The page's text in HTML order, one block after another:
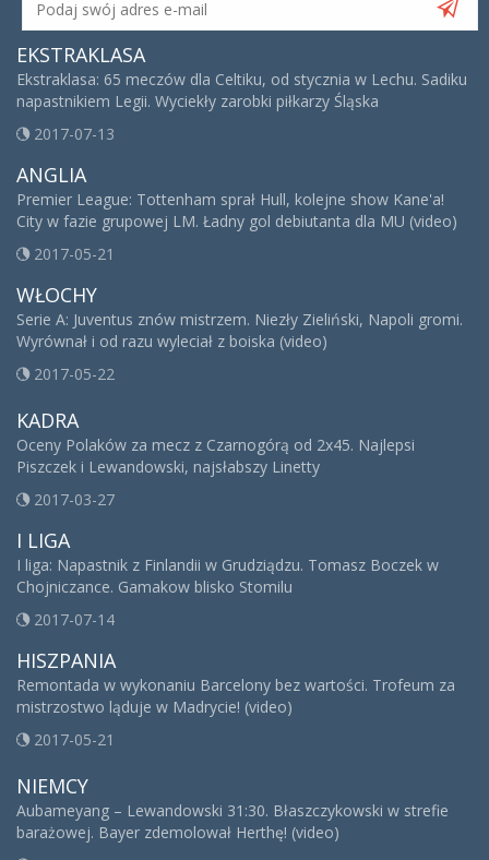
EKSTRAKLASA
Ekstraklasa: 65 meczów dla Celtiku, od stycznia w Lechu. Sadiku
napastnikiem Legii. Wyciekły zarobki piłkarzy Śląska
2017-07-13
ANGLIA
Premier League: Tottenham sprał Hull, kolejne show Kane'a!
City w fazie grupowej LM. Ładny gol debiutanta dla MU (video)
2017-05-21
WŁOCHY
Serie A: Juventus znów mistrzem. Niezły Zieliński, Napoli gromi.
Wyrównał i od razu wyleciał z boiska (video)
2017-05-22
KADRA
Oceny Polaków za mecz z Czarnogórą od 2x45. Najlepsi
Piszczek i Lewandowski, najsłabszy Linetty
2017-03-27
I LIGA
I liga: Napastnik z Finlandii w Grudziądzu. Tomasz Boczek w
Chojniczance. Gamakow blisko Stomilu
2017-07-14
HISZPANIA
Remontada w wykonaniu Barcelony bez wartości. Trofeum za
mistrzostwo ląduje w Madrycie! (video)
2017-05-21
NIEMCY
Aubameyang – Lewandowski 31:30. Błaszczykowski w strefie
barażowej. Bayer zdemolował Herthę! (video)